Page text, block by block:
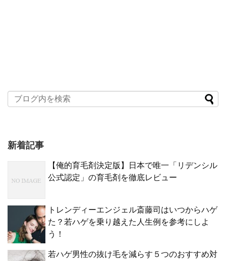
新着記事
【俺的育毛剤決定版】日本で唯一「リデンシル
公式認定」の育毛剤を徹底レビュー
トレンディーエンジェル斎藤司はいつからハゲ
た？若ハゲを乗り越えた人生例を参考にしよ
う！
若ハゲ男性の抜け毛を減らす５つのおすすめ対